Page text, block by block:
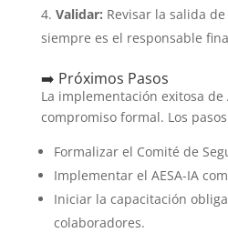
Validar: Revisar la salida
siempre es el responsable
➡️ Próximos Pasos
La implementación exitosa de
compromiso formal. Los
Formalizar el Comité de
Implementar el AESA-IA
Iniciar la capacitación
colaboradores.